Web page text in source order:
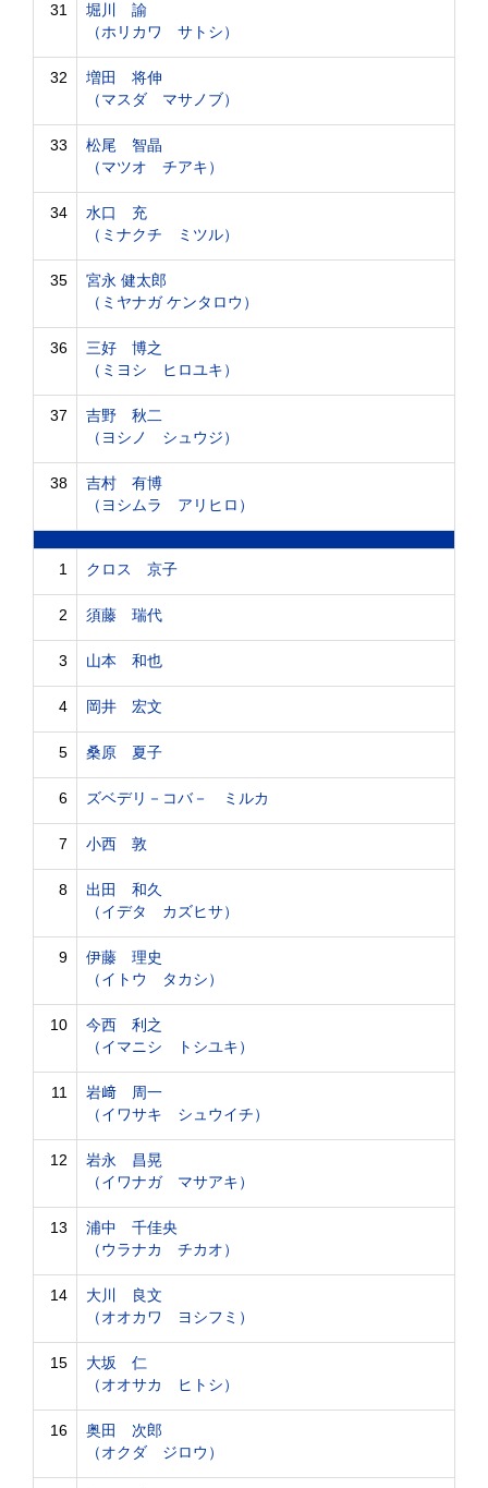
31
堀川 諭
（ホリカワ サトシ）
32
増田 将伸
（マスダ マサノブ）
33
松尾 智晶
（マツオ チアキ）
34
水口 充
（ミナクチ ミツル）
35
宮永 健太郎
（ミヤナガ ケンタロウ）
36
三好 博之
（ミヨシ ヒロユキ）
37
吉野 秋二
（ヨシノ シュウジ）
38
吉村 有博
（ヨシムラ アリヒロ）
1 クロス 京子
2 須藤 瑞代
3 山本 和也
4 岡井 宏文
5 桑原 夏子
6 ズベデリ－コバ－ ミルカ
7 小西 敦
8
出田 和久
（イデタ カズヒサ）
9
伊藤 理史
（イトウ タカシ）
10
今西 利之
（イマニシ トシユキ）
11
岩﨑 周一
（イワサキ シュウイチ）
12
岩永 昌晃
（イワナガ マサアキ）
13
浦中 千佳央
（ウラナカ チカオ）
14
大川 良文
（オオカワ ヨシフミ）
15
大坂 仁
（オオサカ ヒトシ）
16
奥田 次郎
（オクダ ジロウ）